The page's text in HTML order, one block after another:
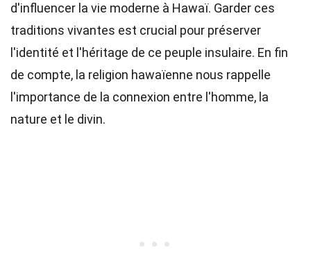
d'influencer la vie moderne à Hawaï. Garder ces
traditions vivantes est crucial pour préserver
l'identité et l'héritage de ce peuple insulaire. En fin
de compte, la religion hawaïenne nous rappelle
l'importance de la connexion entre l'homme, la
nature et le divin.